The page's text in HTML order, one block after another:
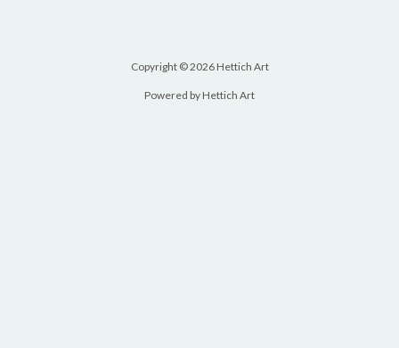
Copyright © 2026 Hettich Art
Powered by Hettich Art